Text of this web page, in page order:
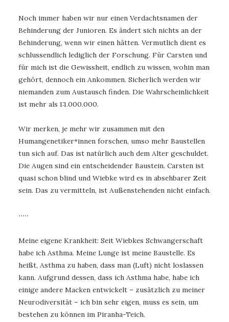
Noch immer haben wir nur einen Verdachtsnamen der
Behinderung der Junioren. Es ändert sich nichts an der
Behinderung, wenn wir einen hätten. Vermutlich dient es
schlussendlich lediglich der Forschung. Für Carsten und
für mich ist die Gewissheit, endlich zu wissen, wohin man
gehört, dennoch ein Ankommen. Sicherlich werden wir
niemanden zum Austausch finden. Die Wahrscheinlichkeit
ist mehr als 1:1.000.000.
Wir merken, je mehr wir zusammen mit den
Humangenetiker*innen forschen, umso mehr Baustellen
tun sich auf. Das ist natürlich auch dem Alter geschuldet.
Die Augen sind ein entscheidender Baustein. Carsten ist
quasi schon blind und Wiebke wird es in absehbarer Zeit
sein. Das zu vermitteln, ist Außenstehenden nicht einfach.
∙∙∙∙∙
Meine eigene Krankheit: Seit Wiebkes Schwangerschaft
habe ich Asthma. Meine Lunge ist meine Baustelle. Es
heißt, Asthma zu haben, dass man (Luft) nicht loslassen
kann. Aufgrund dessen, dass ich Asthma habe, habe ich
einige andere Macken entwickelt – zusätzlich zu meiner
Neurodiversität – ich bin sehr eigen, muss es sein, um
bestehen zu können im Piranha-Teich.